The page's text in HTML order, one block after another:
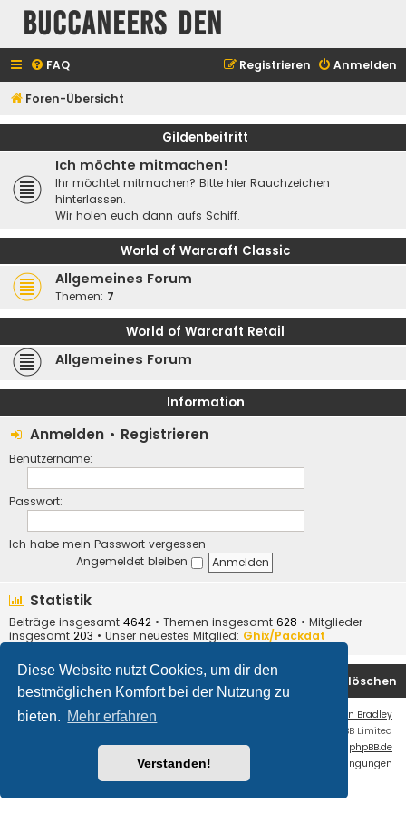
Diese Website nutzt Cookies, um dir den
bestmöglichen Komfort bei der Nutzung zu
bieten. Mehr erfahren
Verstanden!
Buccaneers Den
FAQ Anmelden
Registrieren
Foren-Übersicht
Gildenbeitritt
Ich möchte mitmachen!
Ihr möchtet mitmachen? Bitte hier Rauchzeichen
hinterlassen.
Wir holen euch dann aufs Schiff.
World of Warcraft Classic
Allgemeines Forum
Themen: 7
World of Warcraft Retail
Allgemeines Forum
Information
Anmelden • Registrieren
Benutzername:
Passwort:
Ich habe mein Passwort vergessen
Angemeldet bleiben
Statistik
Beiträge insgesamt 4642 • Themen insgesamt 628 • Mitglieder
insgesamt 203 • Unser neuestes Mitglied: Ghix/Packdat
Alle Cookies löschen
Kontakt
Ian Bradley
® Forum Software © phpBB Limited
Deutsche Übersetzung durch phpBB.de
Nutzungsbedingungen